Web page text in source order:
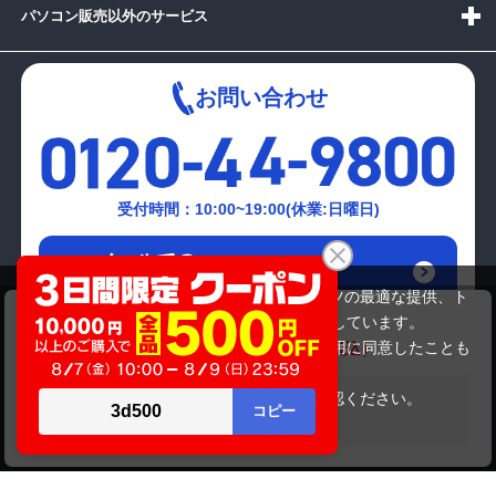
NEC PC-LL750BS1YR
商品価格 54,780円 49,280円
在庫がありません
パソコン販売以外のサービス
お問い合わせ
受付時間：10:00~19:00(休業:日曜日)
メールでの
お問い合わせはこちら
当サイトでは利用体験の向上およびコンテンツの最適な提供、ト
ラフィックの分析を目的としてCookieを使用しています。
サイトの閲覧を継続された場合、Cookieの利用に同意したことも
のといたします。
をご確認ください。
承諾する